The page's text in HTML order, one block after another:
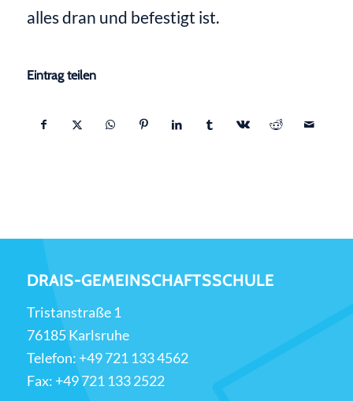
alles dran und befestigt ist.
Eintrag teilen
DRAIS-GEMEINSCHAFTSSCHULE
Tristanstraße 1
76185 Karlsruhe
Telefon: +49 721 133 4562
Fax: +49 721 133 2522